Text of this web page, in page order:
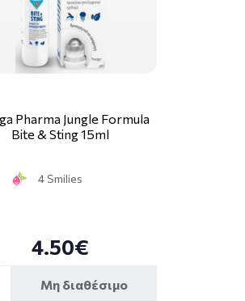
Pharma Jungle Formula
Bite & Sting 15ml
4 Smilies
4.50€
Μη διαθέσιμο